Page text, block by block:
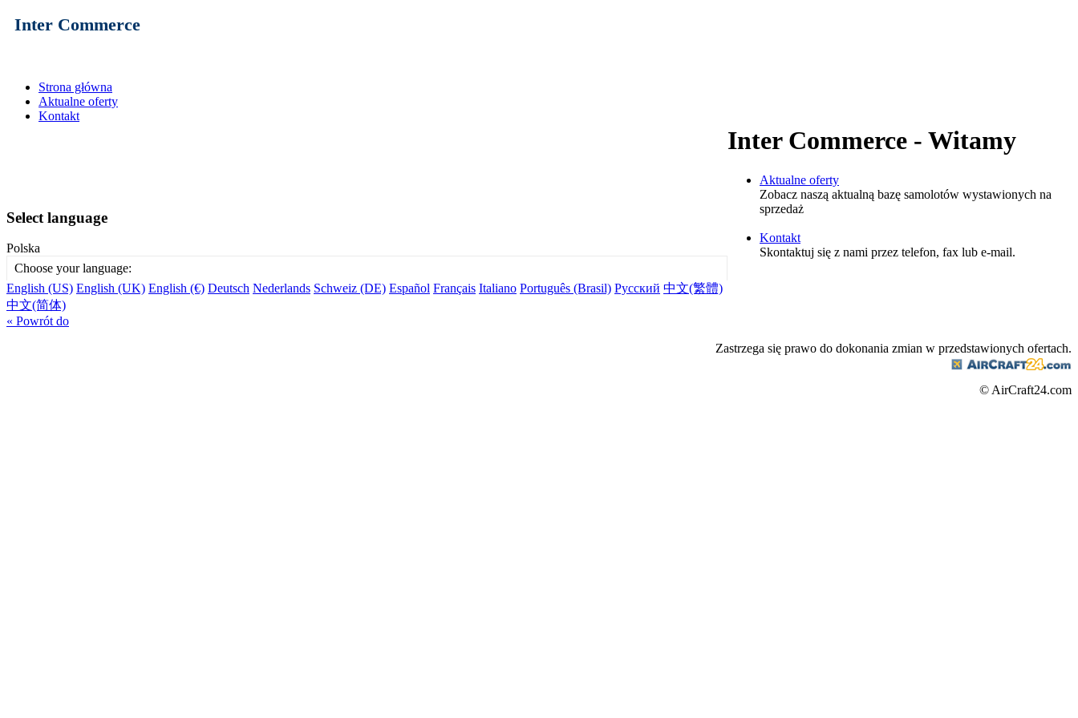
Inter Commerce
Strona główna
Aktualne oferty
Kontakt
Select language
Polska
Choose your language:
English (US) English (UK) English (€) Deutsch Nederlands Schweiz (DE) Español Français Italiano Português (Brasil) Русский 中文(繁體)
中文(简体)
« Powrót do
Inter Commerce - Witamy
Aktualne oferty
Zobacz naszą aktualną bazę samolotów wystawionych na
sprzedaż
Kontakt
Skontaktuj się z nami przez telefon, fax lub e-mail.
Zastrzega się prawo do dokonania zmian w przedstawionych ofertach.
© AirCraft24.com